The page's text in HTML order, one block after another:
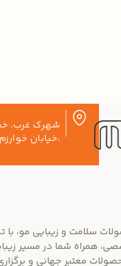
شهرک غرب،
،خیابان
سلامت و زیبایی مو، با
همراه شما در مسیر
معتبر جهانی و